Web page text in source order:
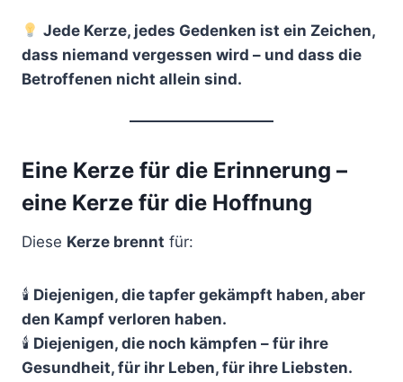
Jede Kerze, jedes Gedenken ist ein Zeichen,
dass niemand vergessen wird – und dass die
Betroffenen nicht allein sind.
Eine Kerze für die Erinnerung –
eine Kerze für die Hoffnung
Diese Kerze brennt für:
🕯 Diejenigen, die tapfer gekämpft haben, aber
den Kampf verloren haben.
🕯 Diejenigen, die noch kämpfen – für ihre
Gesundheit, für ihr Leben, für ihre Liebsten.